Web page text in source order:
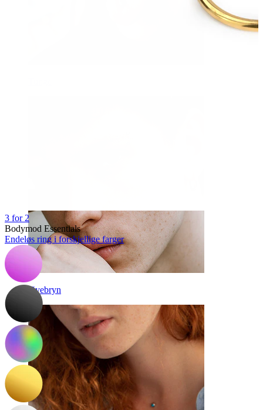
Øyebryn
3 for 2
Bodymod Essentials
Endeløs ring i forskjellige farger